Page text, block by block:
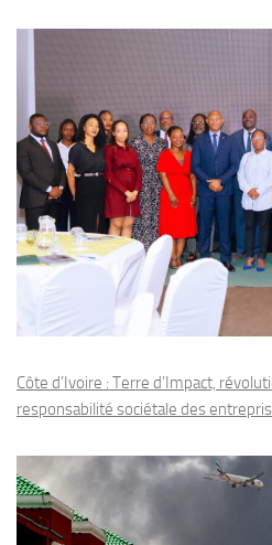
Côte d’Ivoire : Terre d’Impact,
responsabilité sociétale des